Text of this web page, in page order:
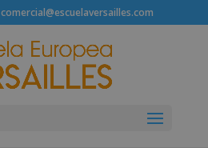
comercial@escuelaversailles.com